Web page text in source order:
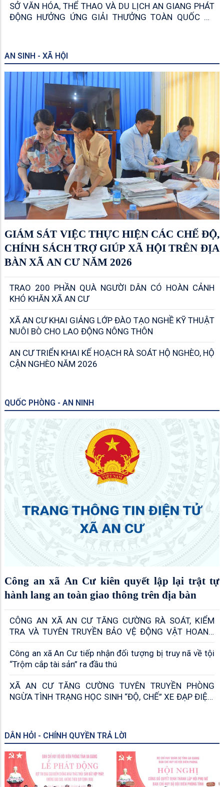
SỞ VĂN HÓA, THỂ THAO VÀ DU LỊCH AN GIANG PHÁT
ĐỘNG HƯỞNG ỨNG GIẢI THƯỞNG TOÀN QUỐC VỀ
AN SINH - XÃ HỘI
GIÁM SÁT VIỆC THỰC HIỆN CÁC CHẾ ĐỘ,
CHÍNH SÁCH TRỢ GIÚP XÃ HỘI TRÊN ĐỊA
BÀN XÃ AN CƯ NĂM 2026
TRAO 200 PHẦN QUÀ NGƯỜI DÂN CÓ HOÀN CẢNH
KHÓ KHĂN XÃ AN CƯ
XÃ AN CƯ KHAI GIẢNG LỚP ĐÀO TẠO NGHỀ KỸ THUẬT
NUÔI BÒ CHO LAO ĐỘNG NÔNG THÔN
AN CƯ TRIỂN KHAI KẾ HOẠCH RÀ SOÁT HỘ NGHÈO, HỘ
CẬN NGHÈO NĂM 2026
QUỐC PHÒNG - AN NINH
Công an xã An Cư kiên quyết lập lại trật tự
hành lang an toàn giao thông trên địa bàn
CÔNG AN XÃ AN CƯ TĂNG CƯỜNG RÀ SOÁT, KIỂM
TRA VÀ TUYÊN TRUYỀN BẢO VỆ ĐỘNG VẬT HOANG
DÃ
Công an xã An Cư tiếp nhận đối tượng bị truy nã về tội
“Trộm cắp tài sản” ra đầu thú
XÃ AN CƯ TĂNG CƯỜNG TUYÊN TRUYỀN PHÒNG
NGỪA TÌNH TRẠNG HỌC SINH “ĐỘ, CHẾ” XE ĐẠP ĐIỆN,
DÂN HỎI - CHÍNH QUYỀN TRẢ LỜI